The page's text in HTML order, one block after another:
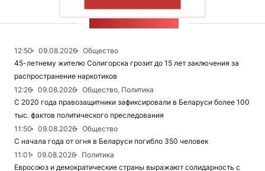
12:50 09.08.2026
Общество
45-летнему жителю Солигорска грозит до 15 лет заключения за
распространение наркотиков
12:26
09.08.2026
Общество, Политика
С 2020 года правозащитники зафиксировали в Беларуси более 100
тыс. фактов политического преследования
11:50
09.08.2026
Общество
С начала года от огня в Беларуси погибло 350 человек
11:01
09.08.2026
Политика
Евросоюз и демократические страны выражают солидарность с